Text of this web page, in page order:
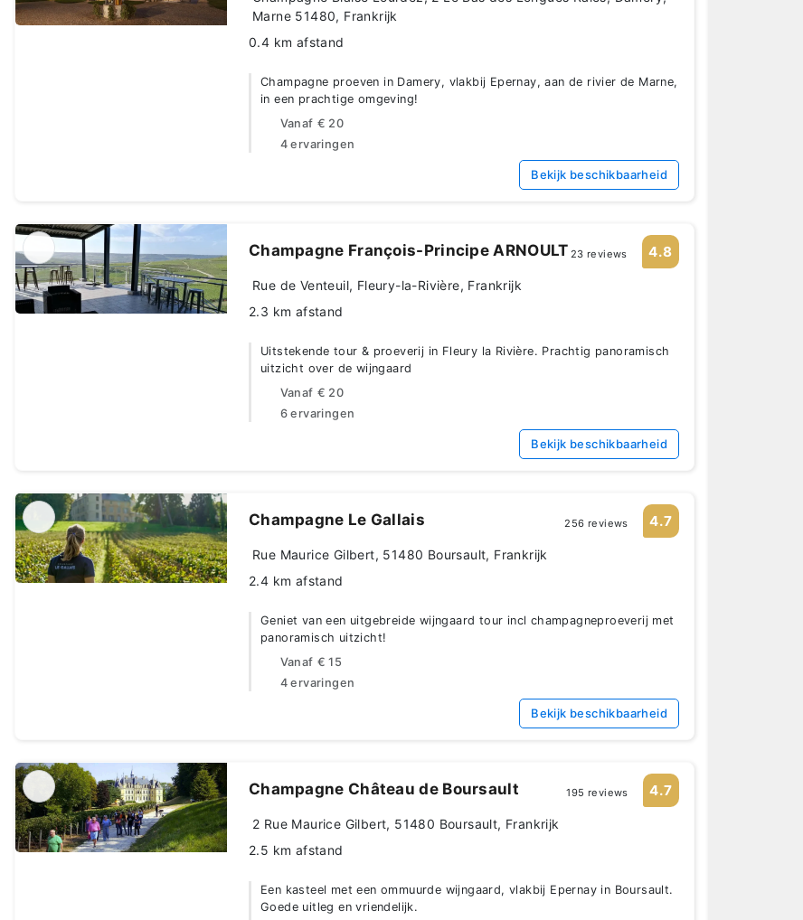
Marne 51480, Frankrijk
0.4 km afstand
Champagne proeven in Damery, vlakbij Epernay, aan de rivier de Marne,
in een prachtige omgeving!
Vanaf € 20
4 ervaringen
Bekijk beschikbaarheid
Champagne François-Principe ARNOULT 23 reviews 4.8
Rue de Venteuil, Fleury-la-Rivière, Frankrijk
2.3 km afstand
Uitstekende tour & proeverij in Fleury la Rivière. Prachtig panoramisch
uitzicht over de wijngaard
Vanaf € 20
6 ervaringen
Bekijk beschikbaarheid
Champagne Le Gallais 256 reviews 4.7
Rue Maurice Gilbert, 51480 Boursault, Frankrijk
2.4 km afstand
Geniet van een uitgebreide wijngaard tour incl champagneproeverij met
panoramisch uitzicht!
Vanaf € 15
4 ervaringen
Bekijk beschikbaarheid
Champagne Château de Boursault 195 reviews 4.7
2 Rue Maurice Gilbert, 51480 Boursault, Frankrijk
2.5 km afstand
Een kasteel met een ommuurde wijngaard, vlakbij Epernay in Boursault.
Goede uitleg en vriendelijk.